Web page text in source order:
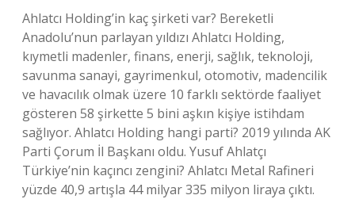
Ahlatcı Holding’in kaç şirketi var? Bereketli
Anadolu’nun parlayan yıldızı Ahlatcı Holding,
kıymetli madenler, finans, enerji, sağlık, teknoloji,
savunma sanayi, gayrimenkul, otomotiv, madencilik
ve havacılık olmak üzere 10 farklı sektörde faaliyet
gösteren 58 şirkette 5 bini aşkın kişiye istihdam
sağlıyor. Ahlatcı Holding hangi parti? 2019 yılında AK
Parti Çorum İl Başkanı oldu. Yusuf Ahlatçı
Türkiye’nin kaçıncı zengini? Ahlatcı Metal Rafineri
yüzde 40,9 artışla 44 milyar 335 milyon liraya çıktı.